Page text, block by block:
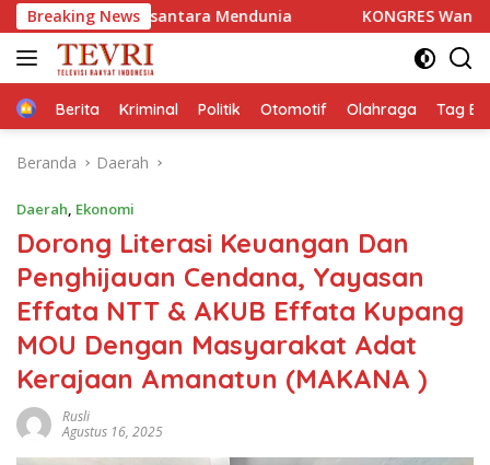
Langsung
ke
konten
Breaking News
Mendunia KONGRES Wanita Indonesia
HomeBerita Kriminal Politik Otomotif Olahraga Tag
Beranda Daerah
Daerah, Ekonomi
Dorong Literasi Keuangan Dan
Penghijauan Cendana, Yayasan
Effata NTT & AKUB Effata Kupang
MOU Dengan Masyarakat Adat
Kerajaan Amanatun (MAKANA )
Rusli
Agustus 16, 2025